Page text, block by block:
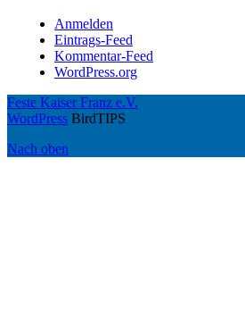
Anmelden
Eintrags-Feed
Kommentar-Feed
WordPress.org
Feste Kaiser Franz e.V.
WordPress BirdTIPS
Nach oben